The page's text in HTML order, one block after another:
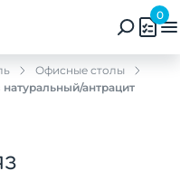
0
Офисные столы
натуральный/антрацит